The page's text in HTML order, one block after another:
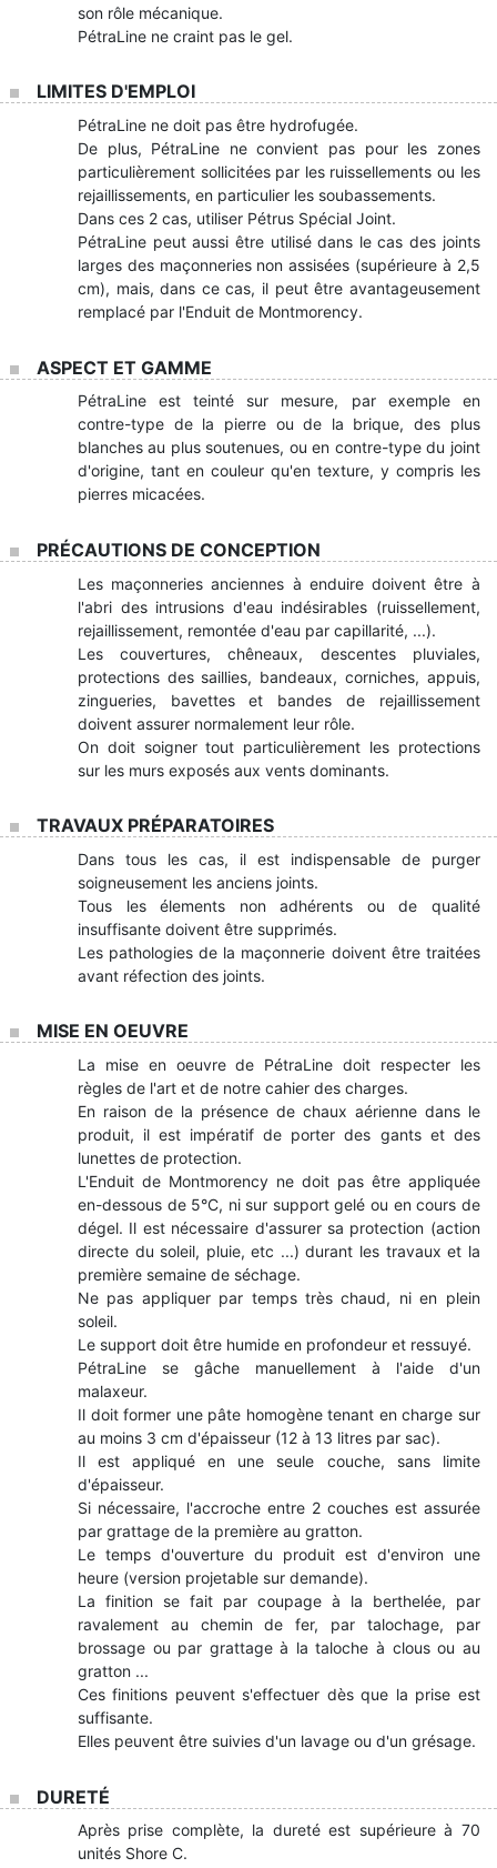
son rôle mécanique.
PétraLine ne craint pas le gel.
LIMITES D'EMPLOI
PétraLine ne doit pas être hydrofugée.
De plus, PétraLine ne convient pas pour les zones
particulièrement sollicitées par les ruissellements ou les
rejaillissements, en particulier les soubassements.
Dans ces 2 cas, utiliser Pétrus Spécial Joint.
PétraLine peut aussi être utilisé dans le cas des joints
larges des maçonneries non assisées (supérieure à 2,5
cm), mais, dans ce cas, il peut être avantageusement
remplacé par l'Enduit de Montmorency.
ASPECT ET GAMME
PétraLine est teinté sur mesure, par exemple en
contre-type de la pierre ou de la brique, des plus
blanches au plus soutenues, ou en contre-type du joint
d'origine, tant en couleur qu'en texture, y compris les
pierres micacées.
PRÉCAUTIONS DE CONCEPTION
Les maçonneries anciennes à enduire doivent être à
l'abri des intrusions d'eau indésirables (ruissellement,
rejaillissement, remontée d'eau par capillarité, ...).
Les couvertures, chêneaux, descentes pluviales,
protections des saillies, bandeaux, corniches, appuis,
zingueries, bavettes et bandes de rejaillissement
doivent assurer normalement leur rôle.
On doit soigner tout particulièrement les protections
sur les murs exposés aux vents dominants.
TRAVAUX PRÉPARATOIRES
Dans tous les cas, il est indispensable de purger
soigneusement les anciens joints.
Tous les élements non adhérents ou de qualité
insuffisante doivent être supprimés.
Les pathologies de la maçonnerie doivent être traitées
avant réfection des joints.
MISE EN OEUVRE
La mise en oeuvre de PétraLine doit respecter les
règles de l'art et de notre cahier des charges.
En raison de la présence de chaux aérienne dans le
produit, il est impératif de porter des gants et des
lunettes de protection.
L'Enduit de Montmorency ne doit pas être appliquée
en-dessous de 5°C, ni sur support gelé ou en cours de
dégel. Il est nécessaire d'assurer sa protection (action
directe du soleil, pluie, etc ...) durant les travaux et la
première semaine de séchage.
Ne pas appliquer par temps très chaud, ni en plein
soleil.
Le support doit être humide en profondeur et ressuyé.
PétraLine se gâche manuellement à l'aide d'un
malaxeur.
Il doit former une pâte homogène tenant en charge sur
au moins 3 cm d'épaisseur (12 à 13 litres par sac).
Il est appliqué en une seule couche, sans limite
d'épaisseur.
Si nécessaire, l'accroche entre 2 couches est assurée
par grattage de la première au gratton.
Le temps d'ouverture du produit est d'environ une
heure (version projetable sur demande).
La finition se fait par coupage à la berthelée, par
ravalement au chemin de fer, par talochage, par
brossage ou par grattage à la taloche à clous ou au
gratton ...
Ces finitions peuvent s'effectuer dès que la prise est
suffisante.
Elles peuvent être suivies d'un lavage ou d'un grésage.
DURETÉ
Après prise complète, la dureté est supérieure à 70
unités Shore C.